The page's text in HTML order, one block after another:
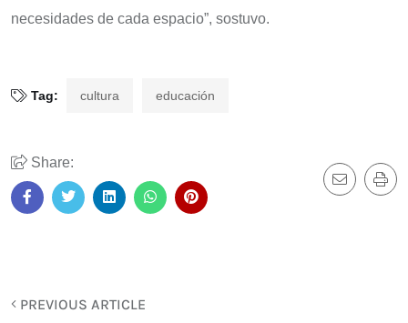
necesidades de cada espacio”, sostuvo.
Tag: cultura educación
Share:
PREVIOUS ARTICLE